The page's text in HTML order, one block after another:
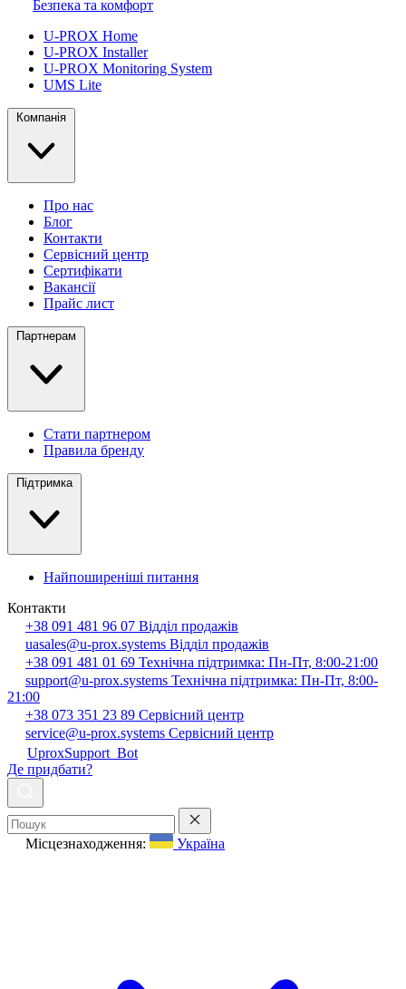
Безпека та комфорт
U-PROX Home
U-PROX Installer
U-PROX Monitoring System
UMS Lite
Компанія
Про нас
Блог
Контакти
Сервісний центр
Сертифікати
Вакансії
Прайс лист
Партнерам
Стати партнером
Правила бренду
Підтримка
Найпоширеніші питання
Контакти
+38 091 481 96 07 Відділ продажів
uasales@u-prox.systems Відділ продажів
+38 091 481 01 69 Технічна підтримка: Пн-Пт, 8:00-21:00
support@u-prox.systems Технічна підтримка: Пн-Пт, 8:00-
21:00
+38 073 351 23 89 Сервісний центр
service@u-prox.systems Сервісний центр
UproxSupport_Bot
Де придбати?
Місцезнаходження: Україна